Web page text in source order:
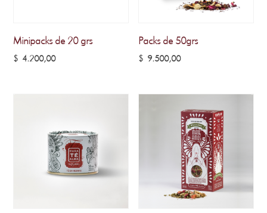
Minipacks de 20 grs
$ 4.200,00
Packs de 50grs
$ 9.500,00